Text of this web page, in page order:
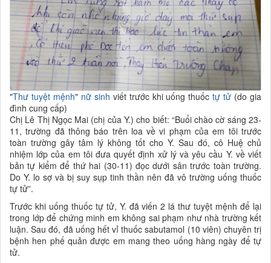
"Thư tuyệt mệnh" nữ sinh viết trước khi uống thuốctự tử (do gia
đình cung cấp)
Chị Lê Thị Ngọc Mai (chị của Y.) cho biết: “Buổi chào cờ sáng 23-
11, trường đã thông báo trên loa về vi phạm của em tôi trước
toàn trường gây tâm lý không tốt cho Y. Sau đó, cô Huệ chủ
nhiệm lớp của em tôi đưa quyết định xử lý và yêu cầu Y. về viết
bản tự kiểm để thứ hai (30-11) đọc dưới sân trước toàn trường.
Do Y. lo sợ và bị suy sụp tinh thần nên đã vô trường uống thuốc
tự tử”.
Trước khi uống thuốc tự tử, Y. đã viến 2 lá thư tuyệt mệnh để lại
trong lớp để chứng minh em không sai phạm như nhà trường kết
luận. Sau đó, đã uống hết vỉ thuốc sabutamol (10 viên) chuyên trị
bệnh hen phế quản được em mang theo uống hàng ngày để tự
tử.